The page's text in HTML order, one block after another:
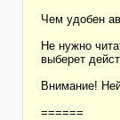
Чем удобен
Не нужно
выберет
Внимание!
======